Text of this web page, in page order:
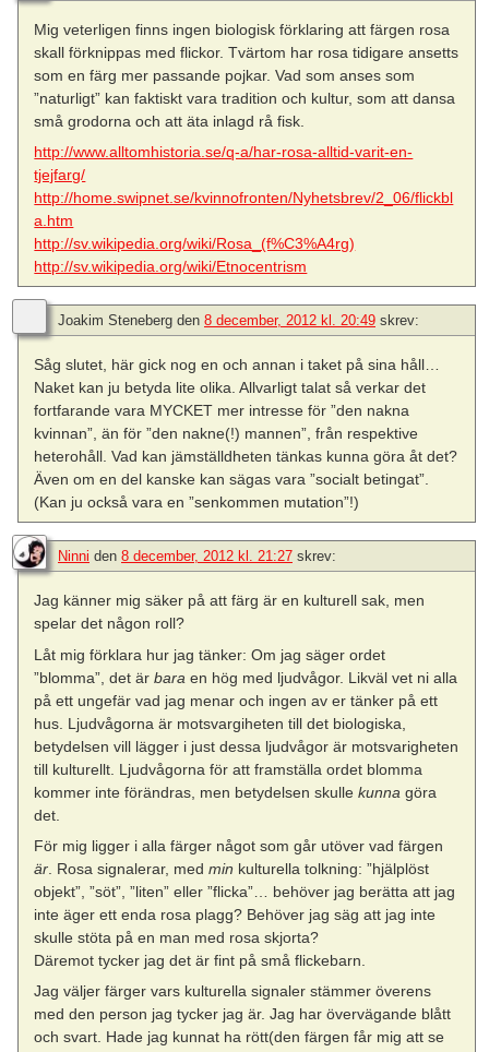
Mig veterligen finns ingen biologisk förklaring att färgen rosa
skall förknippas med flickor. Tvärtom har rosa tidigare ansetts
som en färg mer passande pojkar. Vad som anses som
”naturligt” kan faktiskt vara tradition och kultur, som att dansa
små grodorna och att äta inlagd rå fisk.
http://www.alltomhistoria.se/q-a/har-rosa-alltid-varit-en-
tjejfarg/
http://home.swipnet.se/kvinnofronten/Nyhetsbrev/2_06/flickbl
a.htm
http://sv.wikipedia.org/wiki/Rosa_(f%C3%A4rg)
http://sv.wikipedia.org/wiki/Etnocentrism
Joakim Steneberg den 8 december, 2012 kl. 20:49 skrev:
Såg slutet, här gick nog en och annan i taket på sina håll…
Naket kan ju betyda lite olika. Allvarligt talat så verkar det
fortfarande vara MYCKET mer intresse för ”den nakna
kvinnan”, än för ”den nakne(!) mannen”, från respektive
heterohåll. Vad kan jämställdheten tänkas kunna göra åt det?
Även om en del kanske kan sägas vara ”socialt betingat”.
(Kan ju också vara en ”senkommen mutation”!)
Ninni den 8 december, 2012 kl. 21:27 skrev:
Jag känner mig säker på att färg är en kulturell sak, men
spelar det någon roll?
Låt mig förklara hur jag tänker: Om jag säger ordet
”blomma”, det ärbara en hög med ljudvågor. Likväl vet ni alla
på ett ungefär vad jag menar och ingen av er tänker på ett
hus. Ljudvågorna är motsvargiheten till det biologiska,
betydelsen vill lägger i just dessa ljudvågor är motsvarigheten
till kulturellt. Ljudvågorna för att framställa ordet blomma
kommer inte förändras, men betydelsen skullekunna göra
det.
För mig ligger i alla färger något som går utöver vad färgen
är . Rosa signalerar, medmin kulturella tolkning: ”hjälplöst
objekt”, ”söt”, ”liten” eller ”flicka”… behöver jag berätta att jag
inte äger ett enda rosa plagg? Behöver jag säg att jag inte
skulle stöta på en man med rosa skjorta?
Däremot tycker jag det är fint på små flickebarn.
Jag väljer färger vars kulturella signaler stämmer överens
med den person jag tycker jag är. Jag har övervägande blått
och svart. Hade jag kunnat ha rött(den färgen får mig att se